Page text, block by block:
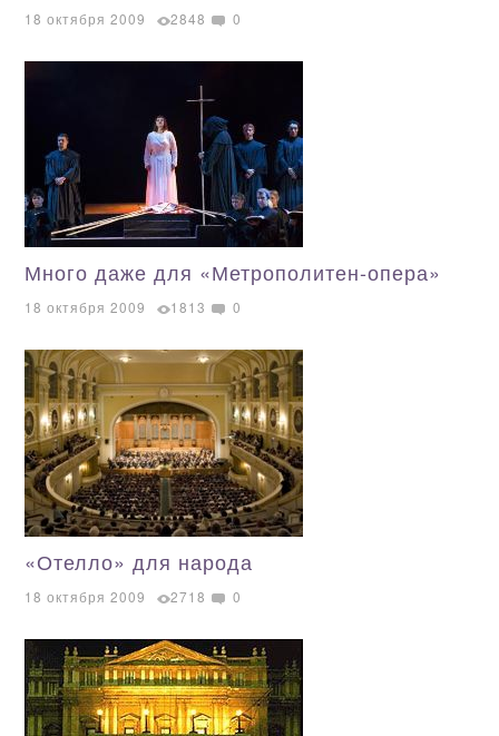
18 октября 2009 2848 0
Много даже для «Метрополитен-опера»
18 октября 2009 1813 0
«Отелло» для народа
18 октября 2009 2718 0